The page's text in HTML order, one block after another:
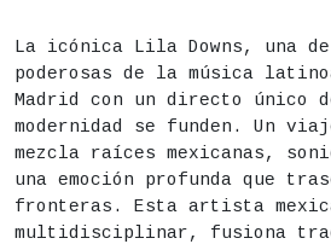
Finalizado
Fecha
Miércoles 22 de julio, 22h
Duración aproximada: 75
Actividad para todos los
Lugar
Centro de Cultura
La icónica Lila Downs, una
poderosas de la música
Madrid con un directo único
modernidad se funden. Un
mezcla raíces mexicanas,
una emoción profunda que
fronteras. Esta artista
multidisciplinar, fusiona